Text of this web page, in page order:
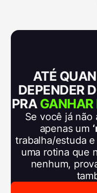
ATÉ
DEPENDER
PRAGANHAR
Se você já não
apenas um
trabalha/estuda
uma rotina que
nenhum,